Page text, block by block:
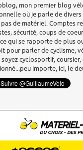
mon premier blog
où je parle de
pas de matériel. Comptes
sécurité, coups de
qui se rapporte de plus
pour parler de cyclisme,
soyez cyclosportif,
importe, ici, le